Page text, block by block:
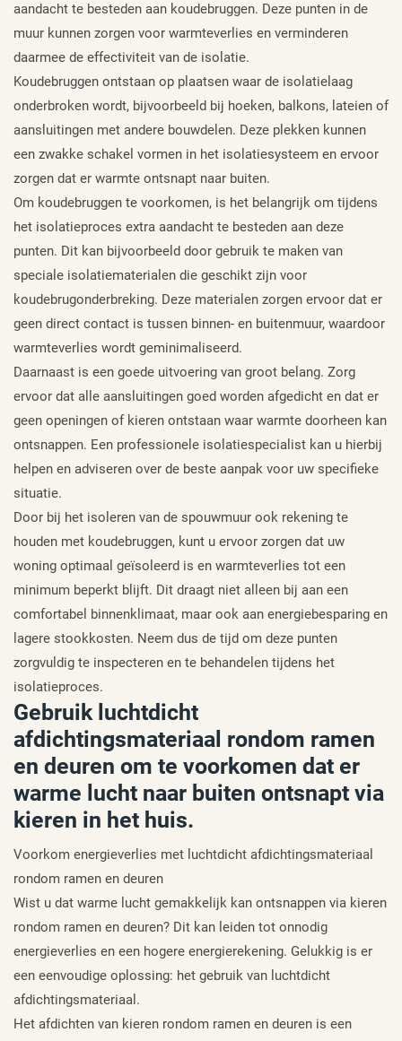
aandacht te besteden aan koudebruggen. Deze punten in de
muur kunnen zorgen voor warmteverlies en verminderen
daarmee de effectiviteit van de isolatie.
Koudebruggen ontstaan op plaatsen waar de isolatielaag
onderbroken wordt, bijvoorbeeld bij hoeken, balkons, lateien of
aansluitingen met andere bouwdelen. Deze plekken kunnen
een zwakke schakel vormen in het isolatiesysteem en ervoor
zorgen dat er warmte ontsnapt naar buiten.
Om koudebruggen te voorkomen, is het belangrijk om tijdens
het isolatieproces extra aandacht te besteden aan deze
punten. Dit kan bijvoorbeeld door gebruik te maken van
speciale isolatiematerialen die geschikt zijn voor
koudebrugonderbreking. Deze materialen zorgen ervoor dat er
geen direct contact is tussen binnen- en buitenmuur, waardoor
warmteverlies wordt geminimaliseerd.
Daarnaast is een goede uitvoering van groot belang. Zorg
ervoor dat alle aansluitingen goed worden afgedicht en dat er
geen openingen of kieren ontstaan waar warmte doorheen kan
ontsnappen. Een professionele isolatiespecialist kan u hierbij
helpen en adviseren over de beste aanpak voor uw specifieke
situatie.
Door bij het isoleren van de spouwmuur ook rekening te
houden met koudebruggen, kunt u ervoor zorgen dat uw
woning optimaal geïsoleerd is en warmteverlies tot een
minimum beperkt blijft. Dit draagt niet alleen bij aan een
comfortabel binnenklimaat, maar ook aan energiebesparing en
lagere stookkosten. Neem dus de tijd om deze punten
zorgvuldig te inspecteren en te behandelen tijdens het
isolatieproces.
Gebruik luchtdicht
afdichtingsmateriaal rondom ramen
en deuren om te voorkomen dat er
warme lucht naar buiten ontsnapt via
kieren in het huis.
Voorkom energieverlies met luchtdicht afdichtingsmateriaal
rondom ramen en deuren
Wist u dat warme lucht gemakkelijk kan ontsnappen via kieren
rondom ramen en deuren? Dit kan leiden tot onnodig
energieverlies en een hogere energierekening. Gelukkig is er
een eenvoudige oplossing: het gebruik van luchtdicht
afdichtingsmateriaal.
Het afdichten van kieren rondom ramen en deuren is een